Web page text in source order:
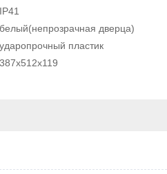
IP41
белый(непрозрачная дверца)
ударопрочный пластик
387х512х119